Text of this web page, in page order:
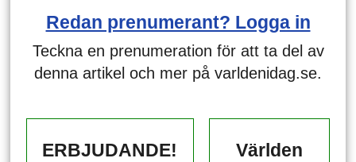
Redan prenumerant? Logga in
Teckna en prenumeration för att ta del av
denna artikel och mer på varldenidag.se.
ERBJUDANDE!
Världen